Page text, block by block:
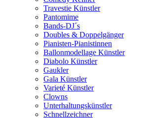
Travestie Künstler
Pantomime
Bands-DJ´s
Doubles & Doppelgänger
Pianisten-Pianistinnen
Ballonmodellage Künstler
Diabolo Künstler
Gaukler
Gala Künstler
Varieté Künstler
Clowns
Unterhaltungskünstler
Schnellzeichner